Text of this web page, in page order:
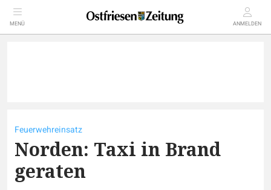
MENÜ ANMELDEN
Feuerwehreinsatz
Norden: Taxi in Brand
geraten